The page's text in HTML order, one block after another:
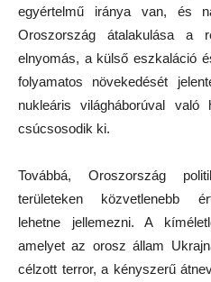
egyértelmű iránya van, és
Oroszország átalakulása a
elnyomás, a külső eszkaláció
folyamatos növekedését
nukleáris világháborúval való
csúcsosodik ki.
Továbbá, Oroszország
területeken közvetlenebb
lehetne jellemezni. A
amelyet az orosz állam
célzott terror, a kényszerű